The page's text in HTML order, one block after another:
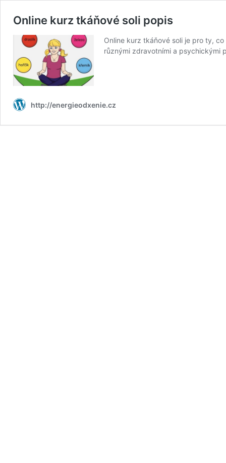
Online kurz tkáňové soli popis
Online kurz tkáňové soli je pro ty,
různými zdravotními a psychickými
http://energieodxenie.cz